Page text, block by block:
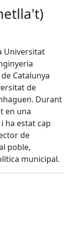
Universitat
Catalunya
de
Durant
en una
ha estat cap
de
poble,
municipal.